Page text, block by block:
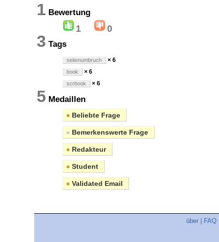
1 Bewertung
1 0
3 Tags
seitenumbruch × 6
book × 6
scrbook × 6
5 Medaillen
● Beliebte Frage
● Bemerkenswerte Frage
● Redakteur
● Student
● Validated Email
über FAQ